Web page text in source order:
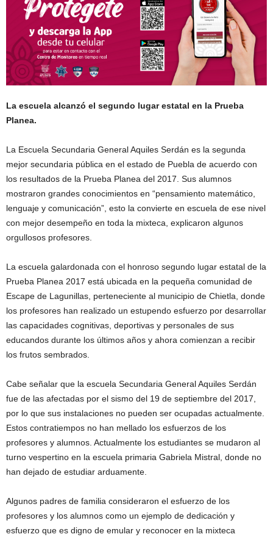
La escuela alcanzó el segundo lugar estatal en la Prueba
Planea.
La Escuela Secundaria General Aquiles Serdán es la segunda
mejor secundaria pública en el estado de Puebla de acuerdo con
los resultados de la Prueba Planea del 2017. Sus alumnos
mostraron grandes conocimientos en “pensamiento matemático,
lenguaje y comunicación”, esto la convierte en escuela de ese nivel
con mejor desempeño en toda la mixteca, explicaron algunos
orgullosos profesores.
La escuela galardonada con el honroso segundo lugar estatal de la
Prueba Planea 2017 está ubicada en la pequeña comunidad de
Escape de Lagunillas, perteneciente al municipio de Chietla, donde
los profesores han realizado un estupendo esfuerzo por desarrollar
las capacidades cognitivas, deportivas y personales de sus
educandos durante los últimos años y ahora comienzan a recibir
los frutos sembrados.
Cabe señalar que la escuela Secundaria General Aquiles Serdán
fue de las afectadas por el sismo del 19 de septiembre del 2017,
por lo que sus instalaciones no pueden ser ocupadas actualmente.
Estos contratiempos no han mellado los esfuerzos de los
profesores y alumnos. Actualmente los estudiantes se mudaron al
turno vespertino en la escuela primaria Gabriela Mistral, donde no
han dejado de estudiar arduamente.
Algunos padres de familia consideraron el esfuerzo de los
profesores y los alumnos como un ejemplo de dedicación y
esfuerzo que es digno de emular y reconocer en la mixteca